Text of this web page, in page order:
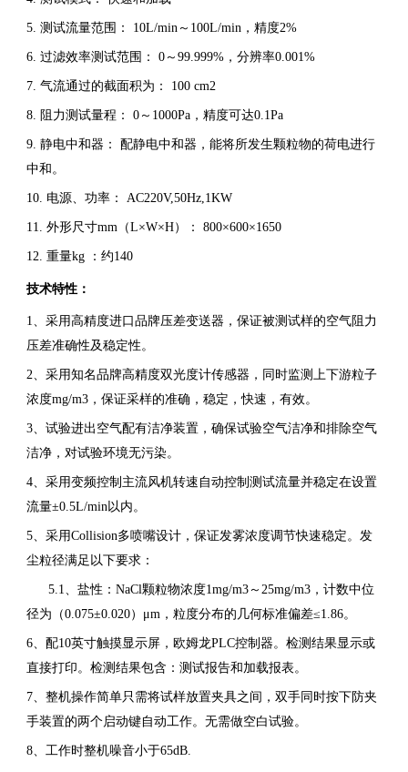
5. 测试流量范围： 10L/min～100L/min，精度2%
6. 过滤效率测试范围： 0～99.999%，分辨率0.001%
7. 气流通过的截面积为： 100 cm2
8. 阻力测试量程： 0～1000Pa，精度可达0.1Pa
9. 静电中和器： 配静电中和器，能将所发生颗粒物的荷电进行
中和。
10. 电源、功率： AC220V,50Hz,1KW
11. 外形尺寸mm（L×W×H）： 800×600×1650
12. 重量kg ：约140
技术特性：
1、采用高精度进口品牌压差变送器，保证被测试样的空气阻力
压差准确性及稳定性。
2、采用知名品牌高精度双光度计传感器，同时监测上下游粒子
浓度mg/m3，保证采样的准确，稳定，快速，有效。
3、试验进出空气配有洁净装置，确保试验空气洁净和排除空气
洁净，对试验环境无污染。
4、采用变频控制主流风机转速自动控制测试流量并稳定在设置
流量±0.5L/min以内。
5、采用Collision多喷嘴设计，保证发雾浓度调节快速稳定。发
尘粒径满足以下要求：
5.1、盐性：NaCl颗粒物浓度1mg/m3～25mg/m3，计数中位
径为（0.075±0.020）μm，粒度分布的几何标准偏差≤1.86。
6、配10英寸触摸显示屏，欧姆龙PLC控制器。检测结果显示或
直接打印。检测结果包含：测试报告和加载报表。
7、整机操作简单只需将试样放置夹具之间，双手同时按下防夹
手装置的两个启动键自动工作。无需做空白试验。
8、工作时整机噪音小于65dB.